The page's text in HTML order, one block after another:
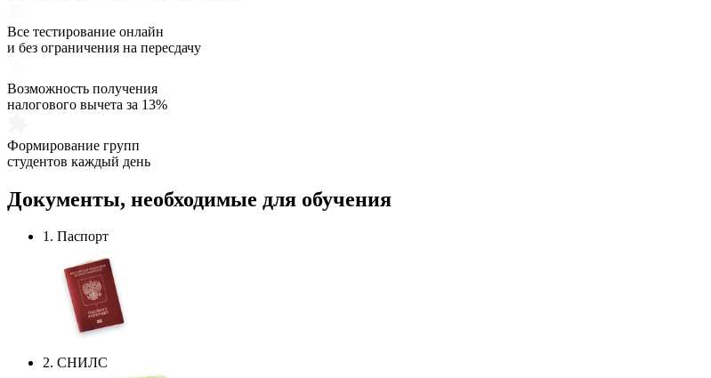
Все тестирование онлайн
и без ограничения на пересдачу
Возможность получения
налогового вычета за 13%
Формирование групп
студентов каждый день
Документы, необходимые для обучения
1. Паспорт
2. СНИЛС